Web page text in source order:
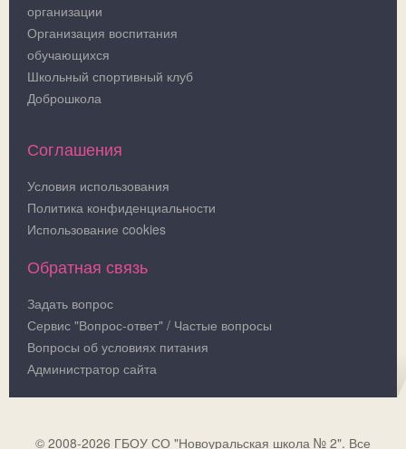
организации
Организация воспитания
обучающихся
Школьный спортивный клуб
Доброшкола
Соглашения
Условия использования
Политика конфиденциальности
Использование cookies
Обратная связь
Задать вопрос
Сервис "Вопрос-ответ" / Частые вопросы
Вопросы об условиях питания
Администратор сайта
© 2008-2026 ГБОУ СО "Новоуральская школа № 2". Все